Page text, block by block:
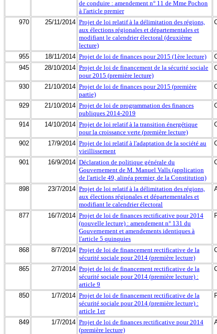
de conduire : amendement n° 11 de Mme Pochon
à l'article premier
970
25/11/2014 Projet de loi relatif à la délimitation des régions,
aux élections régionales et départementales et
modifiant le calendrier électoral (deuxième
lecture)
955 18/11/2014 Projet de loi de finances pour 2015 (1ère lecture)
945
28/10/2014 Projet de loi de financement de la sécurité sociale
pour 2015 (première lecture)
930 21/10/2014 Projet de loi de finances pour 2015 (première
partie)
929 21/10/2014 Projet de loi de programmation des finances
publiques 2014-2019
914 14/10/2014 Projet de loi relatif à la transition énergétique
pour la croissance verte (première lecture)
902 17/9/2014 Projet de loi relatif à l'adaptation de la société au
vieillissement
901 16/9/2014 Déclaration de politique générale du
Gouvernement de M. Manuel Valls (application
de l'article 49, alinéa premier, de la Constitution)
898 23/7/2014 Projet de loi relatif à la délimitation des régions,
aux élections régionales et départementales et
modifiant le calendrier électoral
877 16/7/2014 Projet de loi de finances rectificative pour 2014
(nouvelle lecture) : amendement n° 131 du
Gouvernement et amendements identiques à
l'article 5 quinquies
868 8/7/2014 Projet de loi de financement rectificative de la
sécurité sociale pour 2014 (première lecture)
865 2/7/2014 Projet de loi de financement rectificative de la
sécurité sociale pour 2014 (première lecture) :
article 9
850 1/7/2014 Projet de loi de financement rectificative de la
sécurité sociale pour 2014 (première lecture) :
article 1er
849 1/7/2014 Projet de loi de finances rectificative pour 2014
(première lecture)